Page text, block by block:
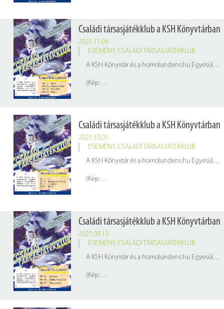
Családi társasjátékklub a KSH Könyvtárban
2021.11.04.
ESEMÉNY, CSALÁDI TÁRSASJÁTÉKKLUB
A KSH Könyvtár és a homolundens.hu Egyesület ingyenes társasjáték klubja hétfőnként 16 és 19 óra között, kicsiknek és nagyoknak.
(Kép: pixabay.com
Családi társasjátékklub a KSH Könyvtárban
2021.10.01.
ESEMÉNY, CSALÁDI TÁRSASJÁTÉKKLUB
A KSH Könyvtár és a homolundens.hu Egyesület ingyenes társasjáték klubja hétfőnként 16 és 19 óra között, kicsiknek és nagyoknak.
(Kép: pixabay.com
Családi társasjátékklub a KSH Könyvtárban
2021.09.13.
ESEMÉNY, CSALÁDI TÁRSASJÁTÉKKLUB
A KSH Könyvtár és a homolundens.hu Egyesület ingyenes társasjáték klubja hétfőnként 16 és 19 óra között, kicsiknek és nagyoknak.
(Kép: pixabay.com